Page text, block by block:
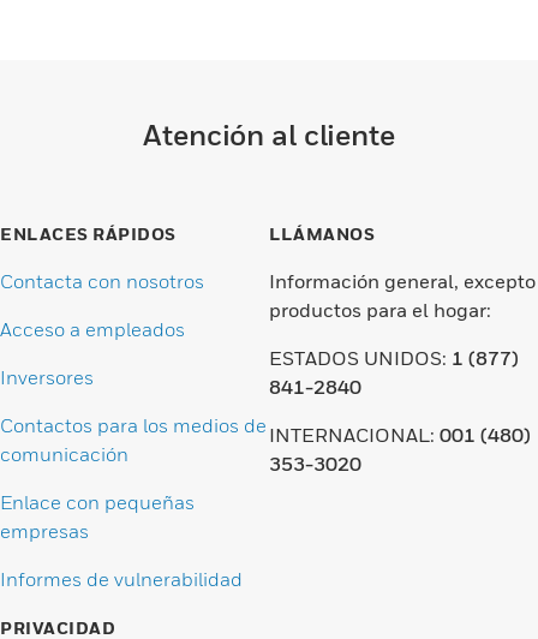
Atención al cliente
ENLACES RÁPIDOS
Contacta con nosotros
Acceso a empleados
Inversores
Contactos para los medios de
comunicación
Enlace con pequeñas
empresas
Informes de vulnerabilidad
LLÁMANOS
Información general, excepto
productos para el hogar:
ESTADOS UNIDOS: 1 (877)
841-2840
INTERNACIONAL: 001 (480)
353-3020
PRIVACIDAD